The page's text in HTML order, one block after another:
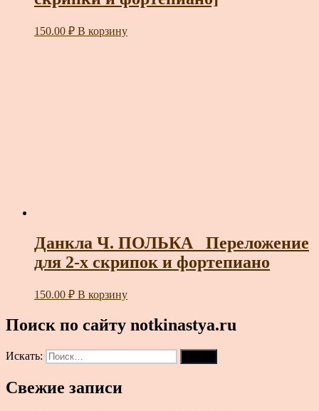
150.00 ₽ В корзину
Данкла Ч. ПОЛЬКА_ Переложение
для 2-х скрипок и фортепиано
150.00 ₽ В корзину
Поиск по сайту notkinastya.ru
Искать:
Свежие записи